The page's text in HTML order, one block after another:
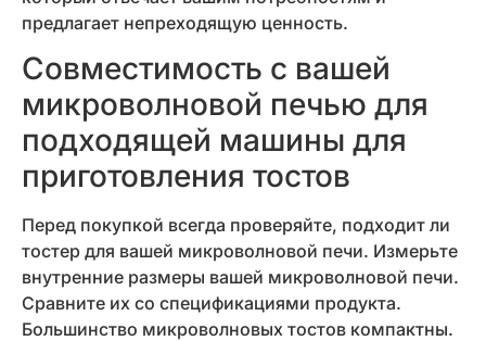
предлагает непреходящую ценность.
Совместимость с вашей
микроволновой печью для
подходящей машины для
приготовления тостов
Перед покупкой всегда проверяйте, подходит ли
тостер для вашей микроволновой печи. Измерьте
внутренние размеры вашей микроволновой печи.
Сравните их со спецификациями продукта.
Большинство микроволновых тостов компактны.